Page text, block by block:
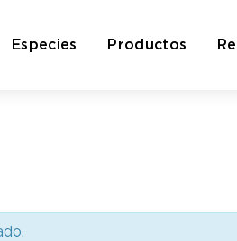
Especies Productos